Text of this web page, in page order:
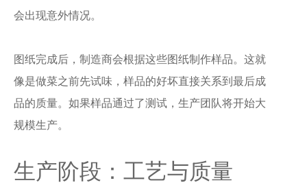
会出现意外情况。
图纸完成后，制造商会根据这些图纸制作样品。这就
像是做菜之前先试味，样品的好坏直接关系到最后成
品的质量。如果样品通过了测试，生产团队将开始大
规模生产。
生产阶段：工艺与质量